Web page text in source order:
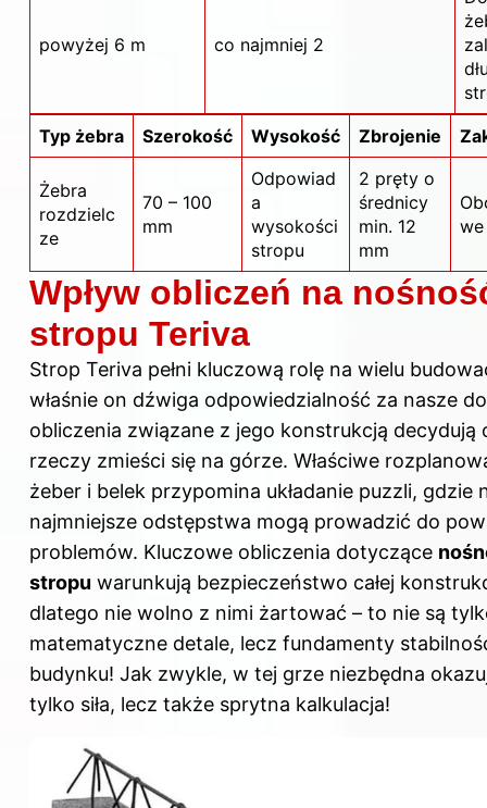
powyżej 6 m co najmniej 2
Typ żebra
Szerokość Wysokość Zbrojenie
Żebra
rozdzielc
ze
70 – 100
mm
Odpowiad
a
wysokości
stropu
2 pręty o
średnicy
min. 12
mm
we
Wpływ obliczeń na
stropu Teriva
Strop Teriva pełni kluczową rolę na wielu
właśnie on dźwiga odpowiedzialność za nasze
obliczenia związane z jego konstrukcją decydują
rzeczy zmieści się na górze. Właściwe
żeber i belek przypomina układanie puzzli, gdzie
najmniejsze odstępstwa mogą prowadzić do
problemów. Kluczowe obliczenia dotyczące
stropu warunkują bezpieczeństwo całej
dlatego nie wolno z nimi żartować – to nie są
matematyczne detale, lecz fundamenty
budynku! Jak zwykle, w tej grze niezbędna
tylko siła, lecz także sprytna kalkulacja!